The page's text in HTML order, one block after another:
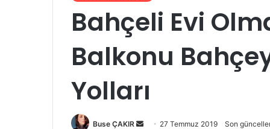
Bahçeli Evi
Balkonu
Yolları
Buse ÇAKIR 27 Temmuz 2019 Son